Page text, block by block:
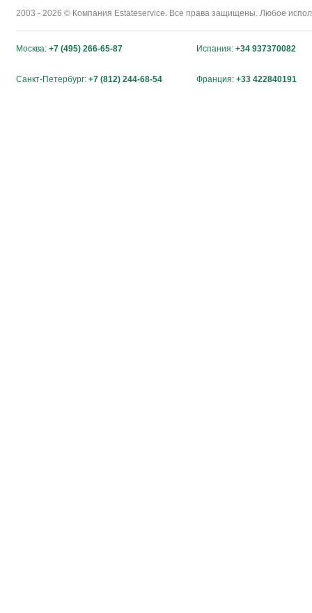
2003 - 2026 © Компания Estateservice. Все права защищены. Любое
Москва: +7 (495) 266-65-87 Испания: +34 937370082
Санкт-Петербург: +7 (812) 244-68-54 Франция: +33 422840191